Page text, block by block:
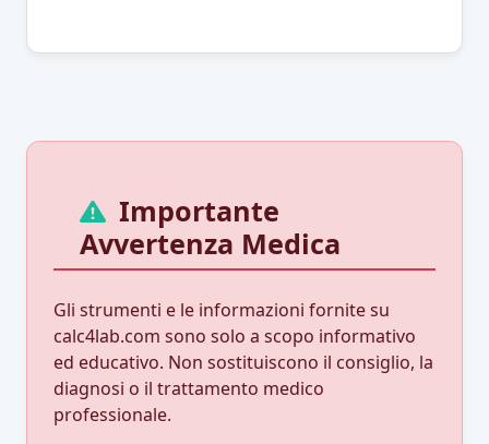
Importante
Avvertenza Medica
Gli strumenti e le informazioni fornite su
calc4lab.com sono solo a scopo informativo
ed educativo. Non sostituiscono il consiglio, la
diagnosi o il trattamento medico
professionale.